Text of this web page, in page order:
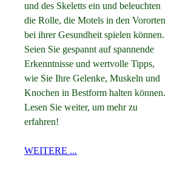
und des Skeletts ein und beleuchten
die Rolle, die Motels in den Vororten
bei ihrer Gesundheit spielen können.
Seien Sie gespannt auf spannende
Erkenntnisse und wertvolle Tipps,
wie Sie Ihre Gelenke, Muskeln und
Knochen in Bestform halten können.
Lesen Sie weiter, um mehr zu
erfahren!
WEITERE ...